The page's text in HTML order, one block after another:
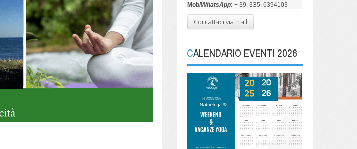
Mob/WhatsApp: + 39. 335. 6394103
Contattaci via mail
CALENDARIO EVENTI 2026